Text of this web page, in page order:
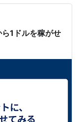
1ドルを稼がせ